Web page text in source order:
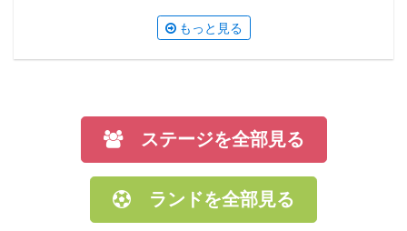
もっと見る
ステージを全部見る
ランドを全部見る